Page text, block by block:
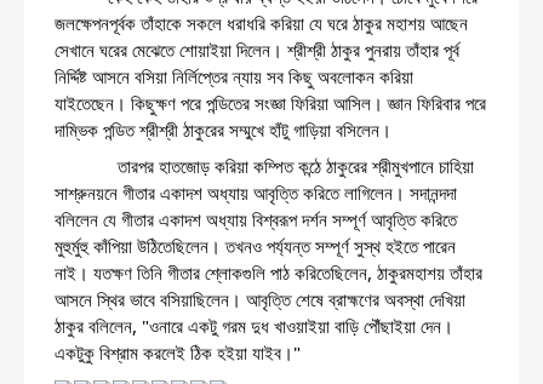
জলক্ষেপনপূর্বক তাঁহাকে সকলে ধরাধরি করিয়া যে ঘরে ঠাকুর মহাশয় আছেন
সেখানে ঘরের মেঝেতে শোয়াইয়া দিলেন। শ্রীশ্রী ঠাকুর পুনরায় তাঁহার পূর্ব
নির্দ্দিষ্ট আসনে বসিয়া নির্লিপ্তের ন্যায় সব কিছু অবলোকন করিয়া
যাইতেছেন। কিছুক্ষণ পরে পন্ডিতের সংজ্ঞা ফিরিয়া আসিল। জ্ঞান ফিরিবার পরে
দাম্ভিক পন্ডিত শ্রীশ্রী ঠাকুরের সম্মুখে হাঁটু গাড়িয়া বসিলেন।
             তারপর হাতজোড় করিয়া কম্পিত কন্ঠে ঠাকুরের শ্রীমুখপানে চাহিয়া
সাশ্রুনয়নে গীতার একাদশ অধ্যায় আবৃত্তি করিতে লাগিলেন। সদানন্দদা
বলিলেন যে গীতার একাদশ অধ্যায় বিশ্বরূপ দর্শন সম্পূর্ণ আবৃত্তি করিতে
মুহুর্মুহু কাঁপিয়া উঠিতেছিলেন। তখনও পর্য্যন্ত সম্পূর্ণ সুস্থ হইতে পারেন
নাই। যতক্ষণ তিনি গীতার শ্লোকগুলি পাঠ করিতেছিলেন, ঠাকুরমহাশয় তাঁহার
আসনে স্থির ভাবে বসিয়াছিলেন। আবৃত্তি শেষে ব্রাহ্মণের অবস্থা দেখিয়া
ঠাকুর বলিলেন, "ওনারে একটু গরম দুধ খাওয়াইয়া বাড়ি পৌঁছাইয়া দেন।
একটুকু বিশ্রাম করলেই ঠিক হইয়া যাইব।"